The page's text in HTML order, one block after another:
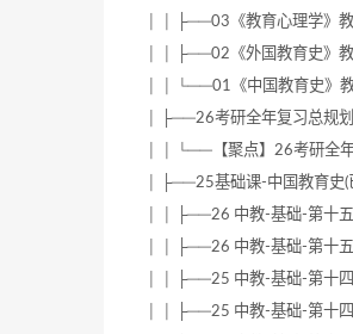
│ │ ├──03《教育心理学》
│ │ ├──02《外国教育史》
│ │ └──01《中国教育史》
│ ├──26考研全年复习总规
│ │ └──【聚点】26考研全
│ ├──25基础课-中国教育史(
│ │ ├──26 中教-基础-第十
│ │ ├──26 中教-基础-第十
│ │ ├──25 中教-基础-第十
│ │ ├──25 中教-基础-第十